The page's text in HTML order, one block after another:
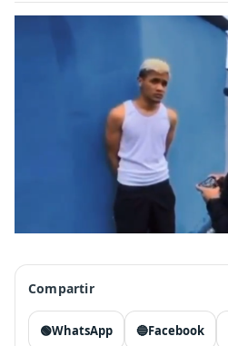
Compartir
🟢WhatsApp 🔵Facebook